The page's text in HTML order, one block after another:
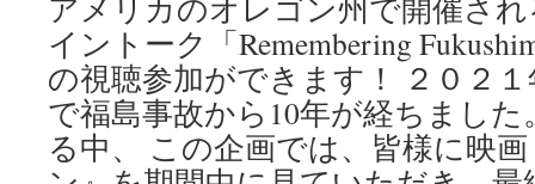
アメリカのオレゴン州で開催さ
イントーク「Remembering
の視聴参加ができます！ ２０２１
で福島事故から10年が経ちまし
る中、 この企画では、皆様に映